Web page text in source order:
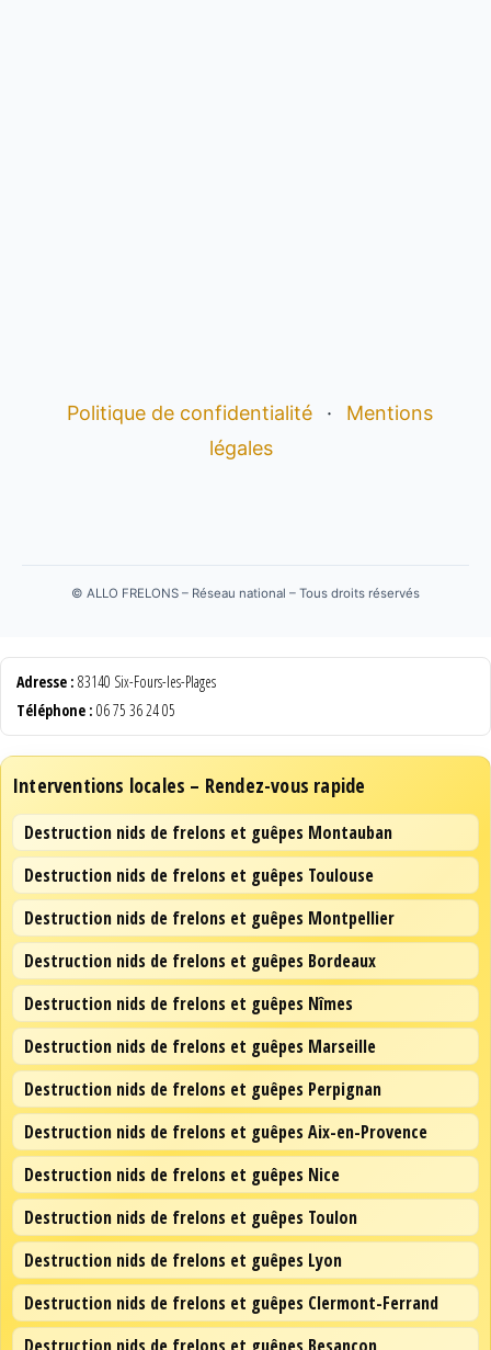
Politique de confidentialité ·
Mentions
légales
© ALLO FRELONS – Réseau national – Tous droits réservés
Adresse : 83140 Six-Fours-les-Plages
Téléphone : 06 75 36 24 05
Interventions locales – Rendez-vous rapide
Destruction nids de frelons et guêpes Montauban
Destruction nids de frelons et guêpes Toulouse
Destruction nids de frelons et guêpes Montpellier
Destruction nids de frelons et guêpes Bordeaux
Destruction nids de frelons et guêpes Nîmes
Destruction nids de frelons et guêpes Marseille
Destruction nids de frelons et guêpes Perpignan
Destruction nids de frelons et guêpes Aix-en-Provence
Destruction nids de frelons et guêpes Nice
Destruction nids de frelons et guêpes Toulon
Destruction nids de frelons et guêpes Lyon
Destruction nids de frelons et guêpes Clermont-Ferrand